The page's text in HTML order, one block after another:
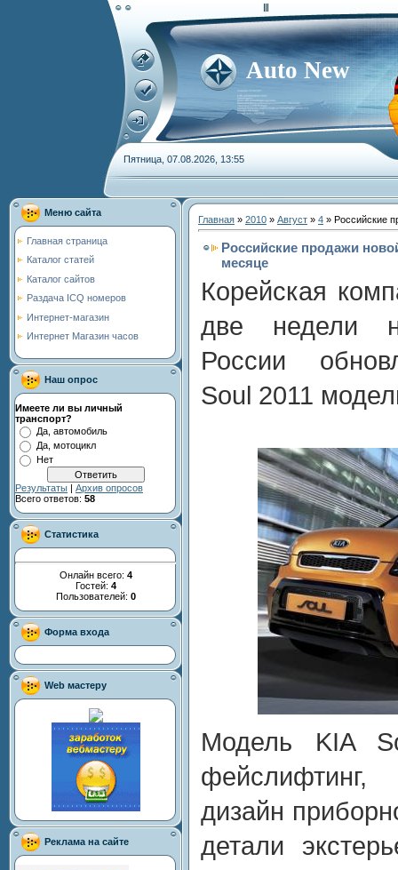
Auto New
Пятница, 07.08.2026, 13:55
Меню сайта
Главная страница
Каталог статей
Каталог сайтов
Раздача ICQ номеров
Интернет-магазин
Интернет Магазин часов
Наш опрос
Имеете ли вы личный
транспорт?
Да, автомобиль
Да, мотоцикл
Нет
Результаты | Архив опросов
Всего ответов: 58
Статистика
Онлайн всего: 4
Гостей: 4
Пользователей: 0
Форма входа
Web мастеру
Реклама на сайте
Главная » 2010 » Август » 4 » Российские
Российские продажи
месяце
Корейская
две недели
России
Soul 2011
Модель KIA
дизайн
детали